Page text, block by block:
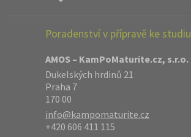
Poradenství v přípravě ke studiu
AMOS – KamPoMaturite.cz, s.r.o.
Dukelských hrdinů 21
Praha 7
170 00
info@kampomaturite.cz
+420 606 411 115